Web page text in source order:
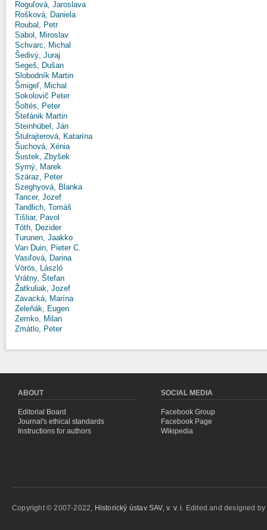
Roguľová, Jaroslava
Rošková, Daniela
Roubal, Petr
Sabol, Miroslav
Schvarc, Michal
Šedivý, Juraj
Segeš, Dušan
Slobodník Martin
Šmigeľ, Michal
Sokolovič Peter
Šoltés, Peter
Štefánik Martin
Steinhübel, Ján
Štulrajterová, Katarína
Šuchová, Xénia
Šustek, Zbyšek
Syrný, Marek
Száraz, Peter
Szeghyová, Blanka
Tancer, Jozef
Tandlich, Tomáš
Tišliar, Pavol
Tóth, Dezider
Turunen, Jaakko
Van Duin, Pieter C.
Vasiľová, Darina
Vörös, László
Vrátny, Štefan
Žatkuliak, Jozef
Zavacká, Marína
Zeleňák, Eugen
Zemko, Milan
Zmátlo, Peter
ABOUT
Editorial Board
Journal's ethical standards
Instructions for authors
SOCIAL MEDIA
Facebook Group
Facebook Page
Wikipedia
Copyright © 2007-2022, Historický ústav SAV, v. v. i. Edited and designed by